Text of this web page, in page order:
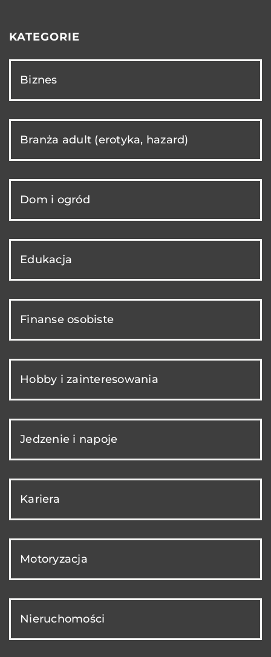
KATEGORIE
Biznes
Branża adult (erotyka, hazard)
Dom i ogród
Edukacja
Finanse osobiste
Hobby i zainteresowania
Jedzenie i napoje
Kariera
Motoryzacja
Nieruchomości